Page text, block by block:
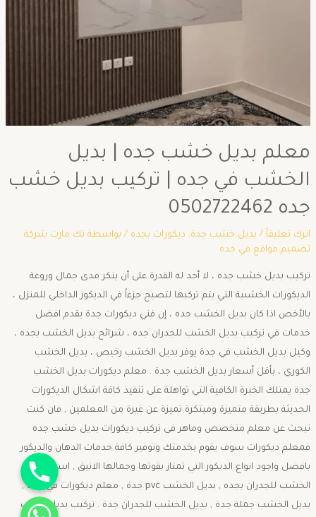
معلم بديل خشب جده | بديل
الخشب في جده | تركيب بديل خشب
جده 0502722462
اترك تعليقاً / بديل خشب جدة, ديكورات بجده / بواسطة تك مارت شركة
تصميم مواقع في جده
تركيب بديل خشب جده ، لا أحد له القدرة على أن ينكر مدى جمال وروعة
الديكورات الخشبية التي يتم تركبها لتصبح جزءاً في الديكور الداخلي للمنزل ،
بالأخص اذا كان بديل الخشب جده ، إن فني ديكورات جدة يقدم افضل
خدمات في تركيب بديل الخشب للجدران جده ، شرائح بديل الخشب بجده ،
وكيل بديل الخشب في جدة يوفر بديل الخشب رخيص ، بديل الخشب
الكوري ، بأقل أسعار بديل الخشب جدة . معلم ديكورات بديل الخشب
جدة يمتلك الخبرة الكافية التي تواهلة على تنفيذ كافة اشكال الديكورات
الحديثة بطريقة متميزة ومبتكرة تميزة عن غيرة من المعلمين , فان كنت
تبحث عن معلم متخصص وماهر في تركيب ديكورات بديل خشب جده
فمعلم ديكورات سوف يقوم بخدمتك وتوفير كافة خدمات الدهان والديكور
بافضل واجود انواع الديكور التي تمتاز بقوتها وجمالها الانيق , اسعار بديل
الخشب للجدران بجده , بديل الخشب pvc جدة , معلم ديكورات في جدة ,
بديل الخشب جملة جدة , بديل الخشب للجدران جدة . تركيب بديل خشب
جوال
واتساب